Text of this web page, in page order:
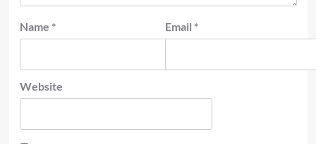
Name * Email *
Website